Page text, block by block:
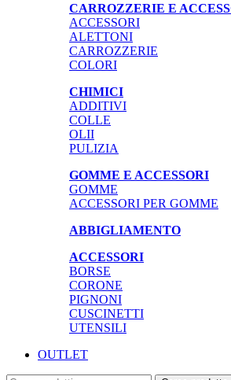
CARROZZERIE E
ACCESSORI
ALETTONI
CARROZZERIE
COLORI
CHIMICI
ADDITIVI
COLLE
OLII
PULIZIA
GOMME E ACCESSORI
GOMME
ACCESSORI PER GOMME
ABBIGLIAMENTO
ACCESSORI
BORSE
CORONE
PIGNONI
CUSCINETTI
UTENSILI
OUTLET